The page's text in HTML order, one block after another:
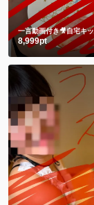
8,999pt